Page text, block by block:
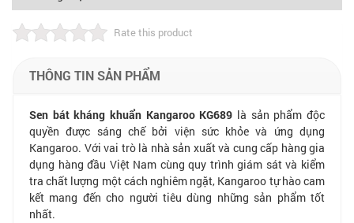
Rate this product
THÔNG TIN SẢN PHẨM
Sen bát kháng khuẩn Kangaroo KG689 là sản phẩm độc
quyền được sáng chế bởi viện sức khỏe và ứng dụng
Kangaroo. Với vai trò là nhà sản xuất và cung cấp hàng gia
dụng hàng đầu Việt Nam cùng quy trình giám sát và kiểm
tra chất lượng một cách nghiêm ngặt, Kangaroo tự hào cam
kết mang đến cho người tiêu dùng những sản phẩm tốt
nhất.